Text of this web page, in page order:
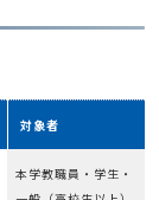
対象者
本学教職員・学生・